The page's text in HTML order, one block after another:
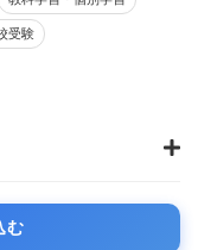
受験
む